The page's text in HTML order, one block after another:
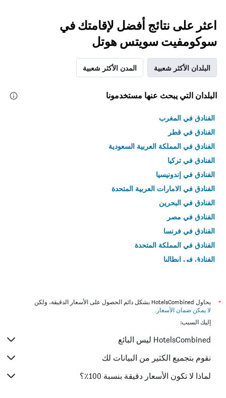
اعثر على نتائج أفضل لإقامتك في
سوكومفيت سويتس هوتل
البلدان الأكثر شعبية المدن الأكثر شعبية
البلدان التي يبحث عنها مستخدمونا
الفنادق في المغرب
الفنادق في قطر
الفنادق في المملكة العربية السعودية
الفنادق في تركيا
الفنادق في إندونيسيا
الفنادق في الامارات العربية المتحدة
الفنادق في البحرين
الفنادق في مصر
الفنادق في فرنسا
الفنادق في المملكة المتحدة
الفنادق في إيطاليا
*
يحاول HotelsCombined بشكل دائم الحصول على الأسعار الدقيقة، ولكن
لا يمكن ضمان الأسعار .
إليك السبب:
HotelsCombined ليس البائع
نقوم بتجميع الكثير من البيانات لك
لماذا لا تكون الأسعار دقيقة بنسبة 100٪؟